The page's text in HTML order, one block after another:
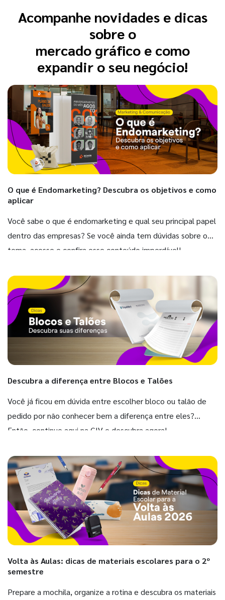
Acompanhe novidades e dicas
sobre o
mercado gráfico e como
expandir o seu negócio!
O que é Endomarketing? Descubra os objetivos e como
aplicar
Você sabe o que é endomarketing e qual seu principal papel
dentro das empresas? Se você ainda tem dúvidas sobre o
tema, acesse e confira esse conteúdo imperdível!
Descubra a diferença entre Blocos e Talões
Você já ficou em dúvida entre escolher bloco ou talão de
pedido por não conhecer bem a diferença entre eles?
Então, continue aqui na GIV e descubra agora!
Volta às Aulas: dicas de materiais escolares para o 2º
semestre
Prepare a mochila, organize a rotina e descubra os materiais